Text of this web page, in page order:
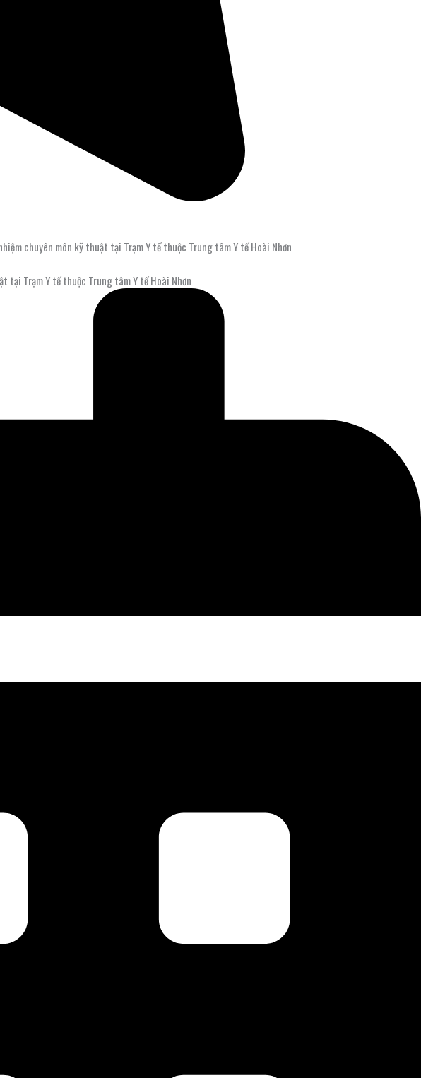
chuyên môn kỹ thuật tại Trạm Y tế thuộc Trung tâm Y tế Hoài Nhơn
tại Trạm Y tế thuộc Trung tâm Y tế Hoài Nhơn